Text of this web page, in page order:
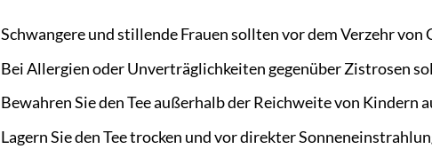
Schwangere und stillende Frauen sollten vor dem Verzehr
Bei Allergien oder Unverträglichkeiten gegenüber Zistrosen
Bewahren Sie den Tee außerhalb der Reichweite von Kindern
Lagern Sie den Tee trocken und vor direkter